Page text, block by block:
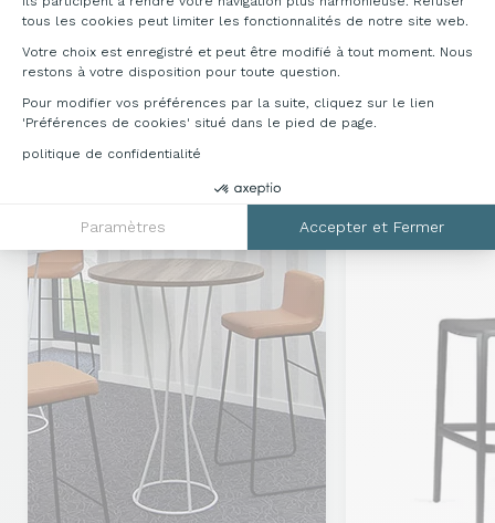
tous les cookies peut limiter les fonctionnalités de notre site web.
Votre choix est enregistré et peut être modifié à tout moment. Nous
restons à votre disposition pour toute question.
Pour modifier vos préférences par la suite, cliquez sur le lien
'Préférences de cookies' situé dans le pied de page.
politique de confidentialité
Paramètres Accepter et Fermer
Télécharger la documentation
DÉCOUVREZ NOS GAMMES
COMPLÉMENTAIRES